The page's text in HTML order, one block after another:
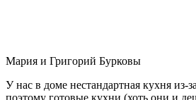
Мария и Григорий Бурковы
У нас в доме нестандартная кухня из-
поэтому готовые кухни (хоть они и